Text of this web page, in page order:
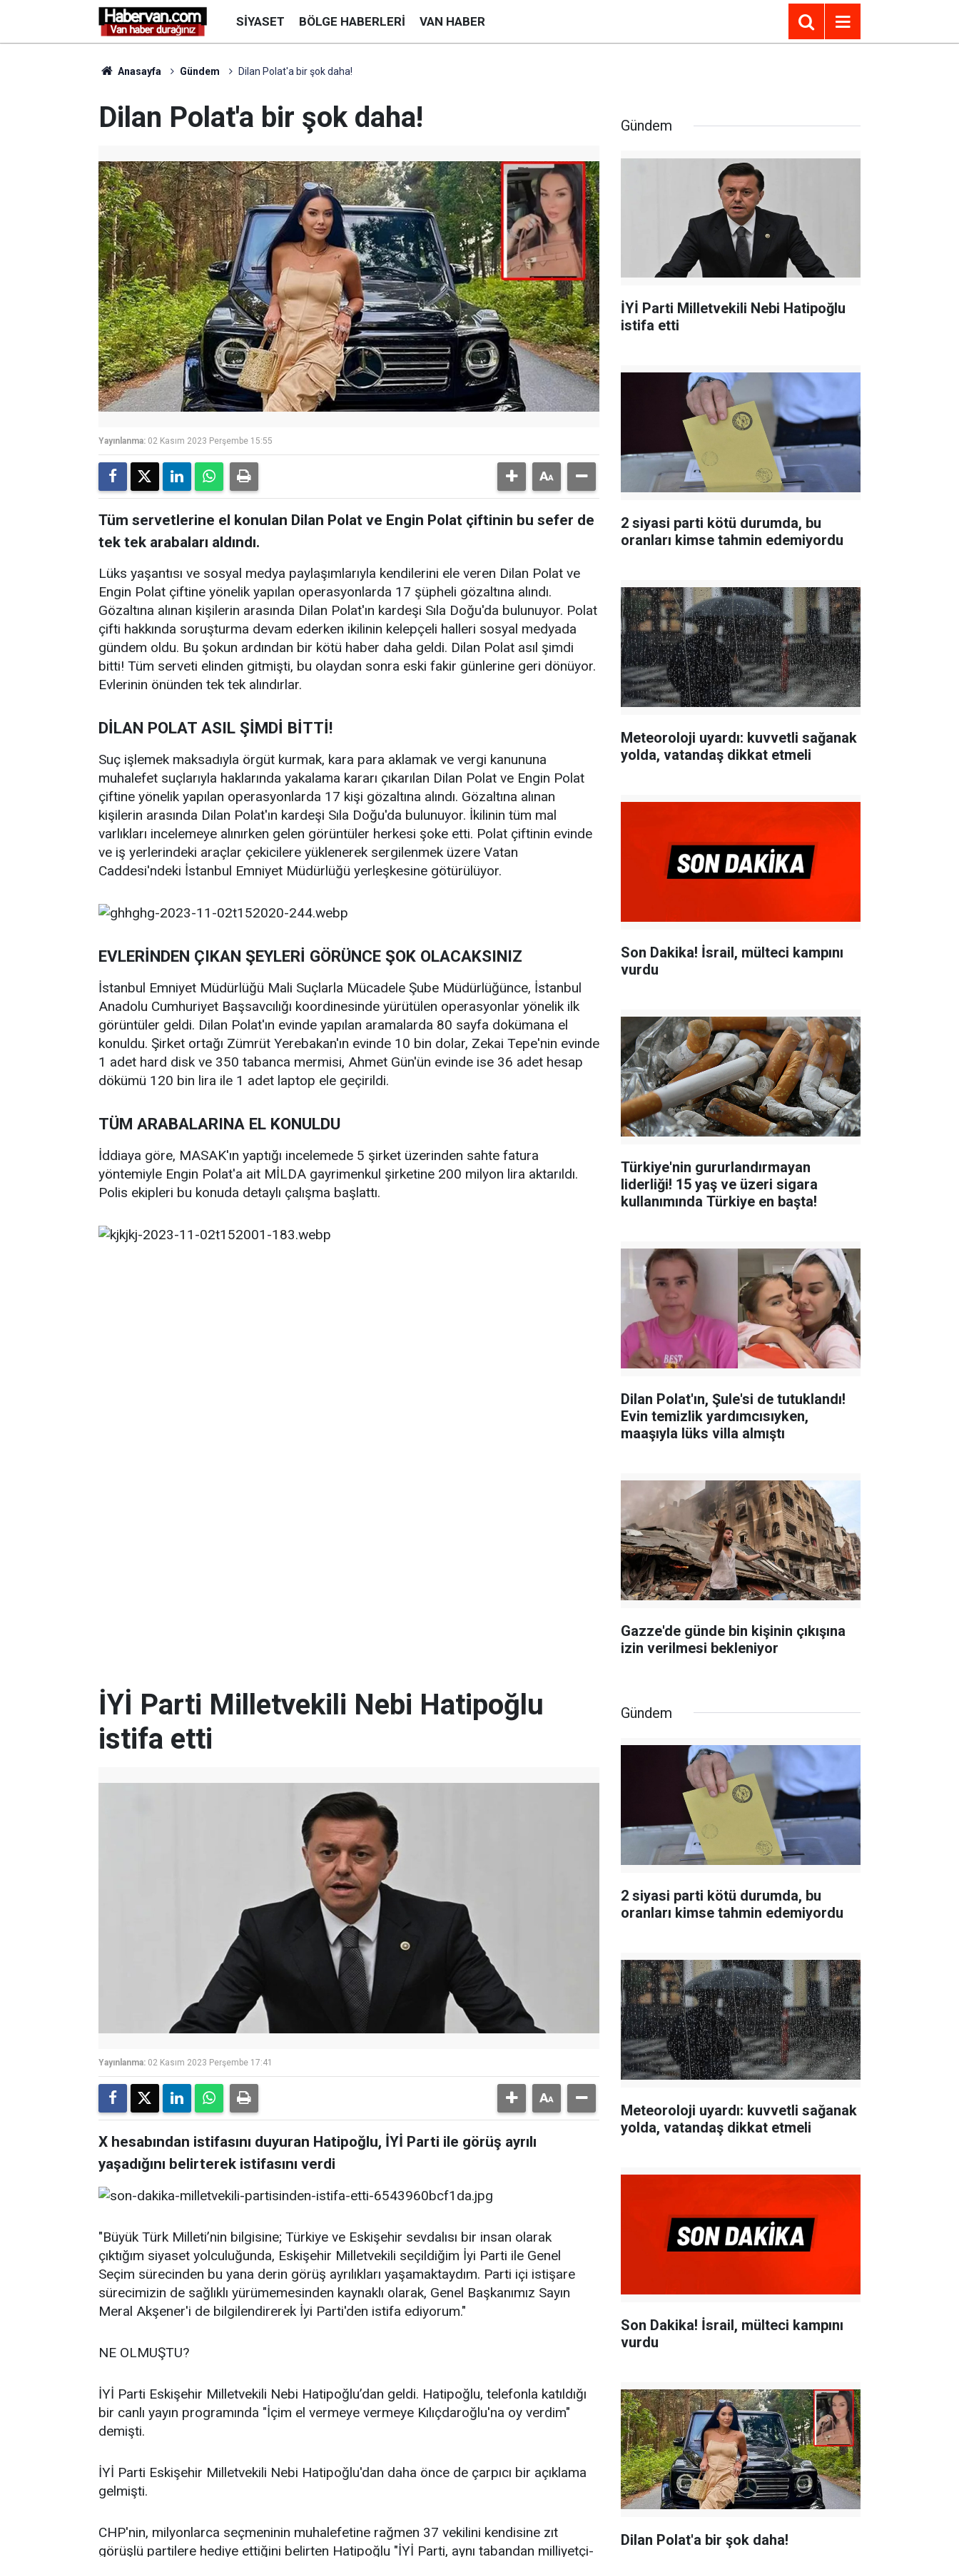
SIYASET BÖLGE HABERLERI VAN HABER
Anasayfa Gündem Dilan Polat'a bir şok daha!
Dilan Polat'a bir şok daha!
Yayınlanma: 02 Kasım 2023 Perşembe 15:55
Tüm servetlerine el konulan Dilan Polat ve Engin Polat çiftinin bu sefer de
tek tek arabaları aldındı.
Lüks yaşantısı ve sosyal medya paylaşımlarıyla kendilerini ele veren Dilan Polat ve
Engin Polat çiftine yönelik yapılan operasyonlarda 17 şüpheli gözaltına alındı.
Gözaltına alınan kişilerin arasında Dilan Polat'ın kardeşi Sıla Doğu'da bulunuyor. Polat
çifti hakkında soruşturma devam ederken ikilinin kelepçeli halleri sosyal medyada
gündem oldu. Bu şokun ardından bir kötü haber daha geldi. Dilan Polat asıl şimdi
bitti! Tüm serveti elinden gitmişti, bu olaydan sonra eski fakir günlerine geri dönüyor.
Evlerinin önünden tek tek alındırlar.
DİLAN POLAT ASIL ŞİMDİ BİTTİ!
Suç işlemek maksadıyla örgüt kurmak, kara para aklamak ve vergi kanununa
muhalefet suçlarıyla haklarında yakalama kararı çıkarılan Dilan Polat ve Engin Polat
çiftine yönelik yapılan operasyonlarda 17 kişi gözaltına alındı. Gözaltına alınan
kişilerin arasında Dilan Polat'ın kardeşi Sıla Doğu'da bulunuyor. İkilinin tüm mal
varlıkları incelemeye alınırken gelen görüntüler herkesi şoke etti. Polat çiftinin evinde
ve iş yerlerindeki araçlar çekicilere yüklenerek sergilenmek üzere Vatan
Caddesi'ndeki İstanbul Emniyet Müdürlüğü yerleşkesine götürülüyor.
EVLERİNDEN ÇIKAN ŞEYLERİ GÖRÜNCE ŞOK OLACAKSINIZ
İstanbul Emniyet Müdürlüğü Mali Suçlarla Mücadele Şube Müdürlüğünce, İstanbul
Anadolu Cumhuriyet Başsavcılığı koordinesinde yürütülen operasyonlar yönelik ilk
görüntüler geldi. Dilan Polat'ın evinde yapılan aramalarda 80 sayfa dokümana el
konuldu. Şirket ortağı Zümrüt Yerebakan'ın evinde 10 bin dolar, Zekai Tepe'nin evinde
1 adet hard disk ve 350 tabanca mermisi, Ahmet Gün'ün evinde ise 36 adet hesap
dökümü 120 bin lira ile 1 adet laptop ele geçirildi.
TÜM ARABALARINA EL KONULDU
İddiaya göre, MASAK'ın yaptığı incelemede 5 şirket üzerinden sahte fatura
yöntemiyle Engin Polat'a ait MİLDA gayrimenkul şirketine 200 milyon lira aktarıldı.
Polis ekipleri bu konuda detaylı çalışma başlattı.
Gündem
İYİ Parti Milletvekili Nebi Hatipoğlu
istifa etti
2 siyasi parti kötü durumda, bu
oranları kimse tahmin edemiyordu
Meteoroloji uyardı: kuvvetli sağanak
yolda, vatandaş dikkat etmeli
Son Dakika! İsrail, mülteci kampını
vurdu
Türkiye'nin gururlandırmayan
liderliği! 15 yaş ve üzeri sigara
kullanımında Türkiye en başta!
Dilan Polat'ın, Şule'si de tutuklandı!
Evin temizlik yardımcısıyken,
maaşıyla lüks villa almıştı
Gazze'de günde bin kişinin çıkışına
izin verilmesi bekleniyor
İYİ Parti Milletvekili Nebi Hatipoğlu
istifa etti
Yayınlanma: 02 Kasım 2023 Perşembe 17:41
X hesabından istifasını duyuran Hatipoğlu, İYİ Parti ile görüş ayrılı
yaşadığını belirterek istifasını verdi
"Büyük Türk Milleti’nin bilgisine; Türkiye ve Eskişehir sevdalısı bir insan olarak
çıktığım siyaset yolculuğunda, Eskişehir Milletvekili seçildiğim İyi Parti ile Genel
Seçim sürecinden bu yana derin görüş ayrılıkları yaşamaktaydım. Parti içi istişare
sürecimizin de sağlıklı yürümemesinden kaynaklı olarak, Genel Başkanımız Sayın
Meral Akşener'i de bilgilendirerek İyi Parti'den istifa ediyorum."
NE OLMUŞTU?
İYİ Parti Eskişehir Milletvekili Nebi Hatipoğlu’dan geldi. Hatipoğlu, telefonla katıldığı
bir canlı yayın programında "İçim el vermeye vermeye Kılıçdaroğlu'na oy verdim"
demişti.
İYİ Parti Eskişehir Milletvekili Nebi Hatipoğlu'dan daha önce de çarpıcı bir açıklama
gelmişti.
CHP'nin, milyonlarca seçmeninin muhalefetine rağmen 37 vekilini kendisine zıt
görüşlü partilere hediye ettiğini belirten Hatipoğlu "İYİ Parti, aynı tabandan milliyetçi-
Gündem
2 siyasi parti kötü durumda, bu
oranları kimse tahmin edemiyordu
Meteoroloji uyardı: kuvvetli sağanak
yolda, vatandaş dikkat etmeli
Son Dakika! İsrail, mülteci kampını
vurdu
Dilan Polat'a bir şok daha!